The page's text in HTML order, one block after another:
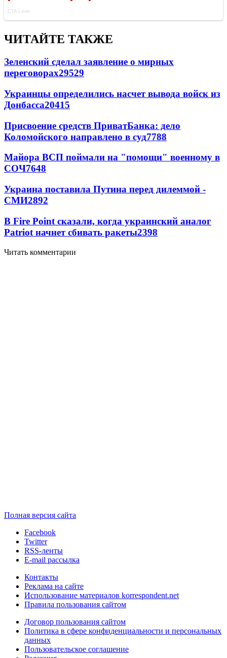
ЧИТАЙТЕ ТАКЖЕ
Зеленский сделал заявление о мирных
переговорах29529
Украинцы определились насчет вывода войск из
Донбасса20415
Присвоение средств ПриватБанка: дело
Коломойского направлено в суд7788
Майора ВСП поймали на "помощи" военному в
СОЧ7648
Украина поставила Путина перед дилеммой -
СМИ2892
В Fire Point сказали, когда украинский аналог
Patriot начнет сбивать ракеты2398
Читать комментарии
Полная версия сайта
Facebook
Twitter
RSS-ленты
E-mail рассылка
Контакты
Реклама на сайте
Использование материалов korrespondent.net
Правила пользования сайтом
Договор пользования сайтом
Политика в сфере конфиденциальности и персональных
данных
Пользовательское соглашение